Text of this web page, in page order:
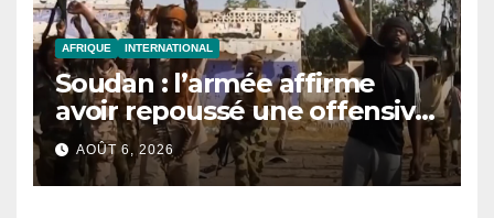
AFRIQUE INTERNATIONAL
Soudan : l’armée affirme
avoir repoussé une offensive
des FSR au Darfour
occidental
AOÛT 6, 2026